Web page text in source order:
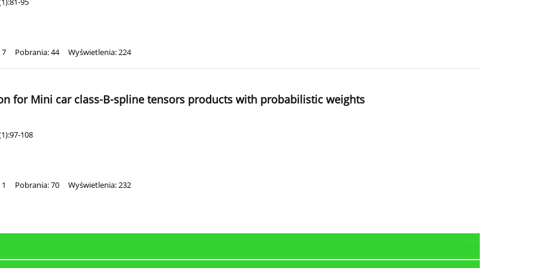
7 Pobrania: 44 Wyświetlenia: 224
for Mini car class-B-spline tensors products with probabilistic weights
108
Pobrania: 70 Wyświetlenia: 232